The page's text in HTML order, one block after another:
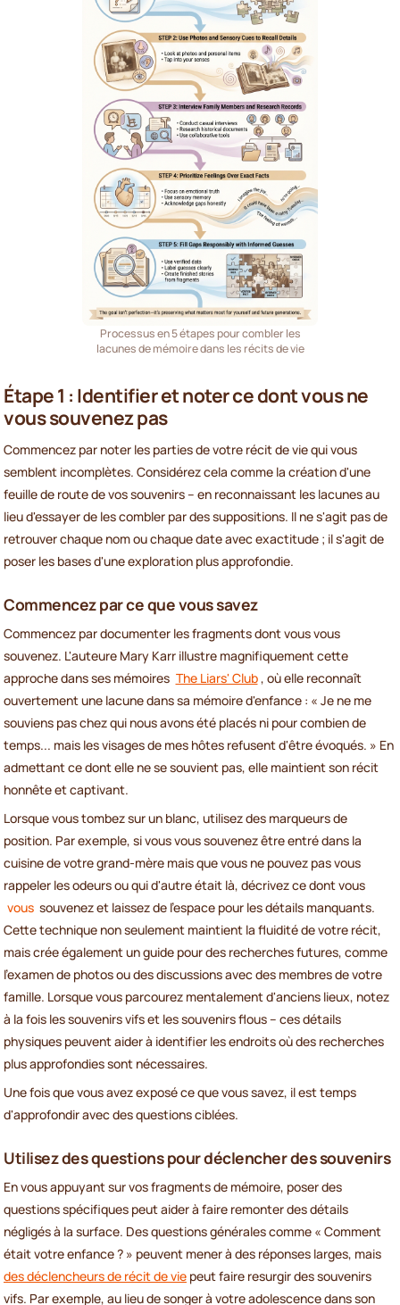
Processus en 5 étapes pour combler les
lacunes de mémoire dans les récits de vie
Étape 1 : Identifier et noter ce dont vous ne
vous souvenez pas
Commencez par noter les parties de votre récit de vie qui vous
semblent incomplètes. Considérez cela comme la création d'une
feuille de route de vos souvenirs – en reconnaissant les lacunes au
lieu d'essayer de les combler par des suppositions. Il ne s'agit pas de
retrouver chaque nom ou chaque date avec exactitude ; il s'agit de
poser les bases d'une exploration plus approfondie.
Commencez par ce que vous savez
Commencez par documenter les fragments dont vous vous
souvenez. L'auteure Mary Karr illustre magnifiquement cette
approche dans ses mémoires The Liars' Club, où elle reconnaît
ouvertement une lacune dans sa mémoire d'enfance : « Je ne me
souviens pas chez qui nous avons été placés ni pour combien de
temps... mais les visages de mes hôtes refusent d'être évoqués. » En
admettant ce dont elle ne se souvient pas, elle maintient son récit
honnête et captivant.
Lorsque vous tombez sur un blanc, utilisez des marqueurs de
position. Par exemple, si vous vous souvenez être entré dans la
cuisine de votre grand-mère mais que vous ne pouvez pas vous
rappeler les odeurs ou qui d'autre était là, décrivez ce dont vous
vous souvenez et laissez de l'espace pour les détails manquants.
Cette technique non seulement maintient la fluidité de votre récit,
mais crée également un guide pour des recherches futures, comme
l'examen de photos ou des discussions avec des membres de votre
famille. Lorsque vous parcourez mentalement d'anciens lieux, notez
à la fois les souvenirs vifs et les souvenirs flous – ces détails
physiques peuvent aider à identifier les endroits où des recherches
plus approfondies sont nécessaires.
Une fois que vous avez exposé ce que vous savez, il est temps
d'approfondir avec des questions ciblées.
Utilisez des questions pour déclencher des souvenirs
En vous appuyant sur vos fragments de mémoire, poser des
questions spécifiques peut aider à faire remonter des détails
négligés à la surface. Des questions générales comme « Comment
était votre enfance ? » peuvent mener à des réponses larges, mais
des déclencheurs de récit de vie peut faire resurgir des souvenirs
vifs. Par exemple, au lieu de songer à votre adolescence dans son